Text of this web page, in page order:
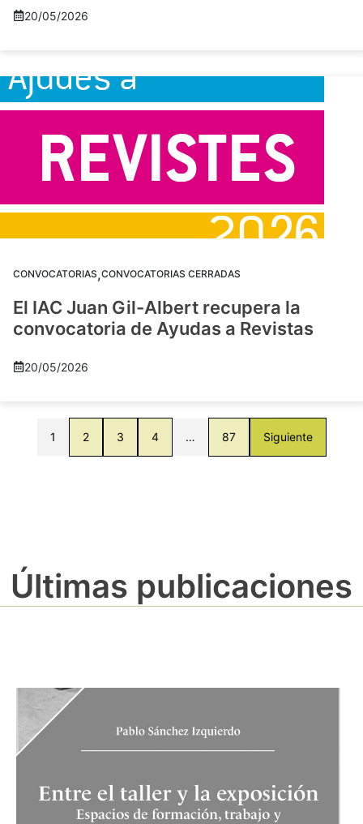
20/05/2026
CONVOCATORIAS,CONVOCATORIAS CERRADAS
El IAC Juan Gil-Albert recupera la
convocatoria de Ayudas a Revistas
20/05/2026
1 2 3 4 … 87 Siguiente
Últimas publicaciones